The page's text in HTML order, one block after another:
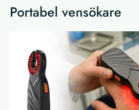
Portabel vensökare